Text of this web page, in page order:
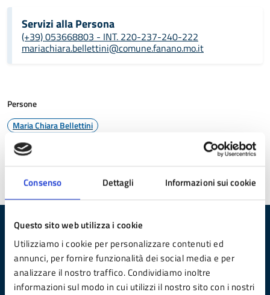
Consenso Dettagli Informazioni sui cookie
Questo sito web utilizza i cookie
Utilizziamo i cookie per personalizzare contenuti ed
annunci, per fornire funzionalità dei social media e per
analizzare il nostro traffico. Condividiamo inoltre
informazioni sul modo in cui utilizzi il nostro sito con i nostri
Servizi alla Persona
(+39) 053668803 - INT. 220-237-240-222
mariachiara.bellettini@comune.fanano.mo.it
Persone
Maria Chiara Bellettini
Quanto sono chiare le informazioni su questa
pagina?
Valuta da 1 a 5 stelle la pagina
Valuta 5 stelle su 5
Valuta 4 stelle su 5
Valuta 3 stelle su 5
Valuta 2 stelle su 5
Valuta 1 stelle su 5